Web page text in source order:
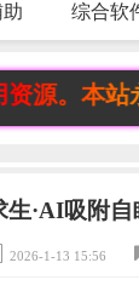
综合软
。本站
生·AI吸附
2026-1-13 15:56